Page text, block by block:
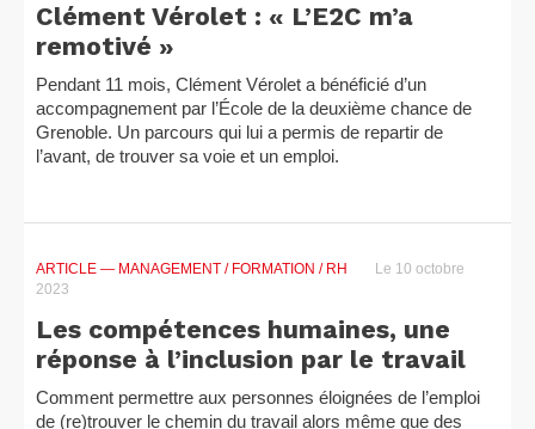
Clément Vérolet : « L’E2C m’a
remotivé »
Pendant 11 mois, Clément Vérolet a bénéficié d’un
accompagnement par l’École de la deuxième chance de
Grenoble. Un parcours qui lui a permis de repartir de
l’avant, de trouver sa voie et un emploi.
ARTICLE — MANAGEMENT / FORMATION / RH
Le 10 octobre
2023
Les compétences humaines, une
réponse à l’inclusion par le travail
Comment permettre aux personnes éloignées de l’emploi
de (re)trouver le chemin du travail alors même que des